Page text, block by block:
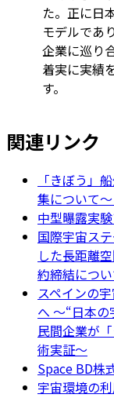
た。正に日
モデルであ
企業に巡り
着実に実績
す。
関連リンク
「きぼう」
集について
中型曝露実験
国際宇宙ス
した長距離
約締結につ
スペインの
へ ～“日本
民間企業が
術実証～
Space BD株
宇宙環境の